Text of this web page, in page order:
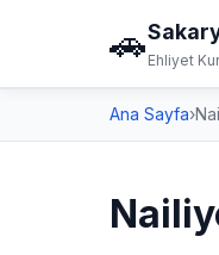
🚗 Ehliyet
Ana Sayfa›